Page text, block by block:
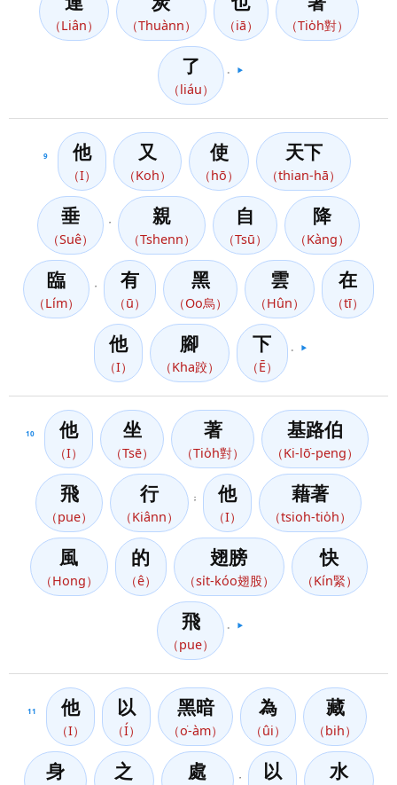
（Liân） （Thuànn） （iā） （Tio̍h對）
了
（liáu）
▶️
9 他
（I）
又
（Koh）
使
（hō）
天下
（thian-hā）
垂
（Suê）
親
（Tshenn）
自
（Tsū）
降
（Kàng）
臨
（Lím）
有
（ū）
黑
（Oo烏）
雲
（Hûn）
在
（tī）
他
（I）
腳
（Kha跤）
下
（Ē）
▶️
10 他
（I）
坐
（Tsē）
著
（Tio̍h對）
基路伯
（Ki-lō͘-peng）
飛
（pue）
行
（Kiânn）
； 他
（I）
藉著
（tsioh-tio̍h）
風
（Hong）
的
（ê）
翅膀
（si̍t-kóo翅股）
快
（Kín緊）
飛
（pue）
▶️
11 他
（I）
以
（Í）
黑暗
（o͘-àm）
為
（ûi）
藏
（bih）
身 之 處 以 水